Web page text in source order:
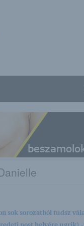
sok sorozatból tudsz